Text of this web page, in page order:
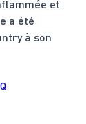
et
a été
à son